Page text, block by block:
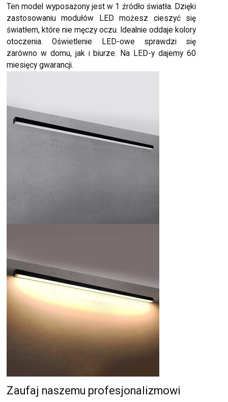
Ten model wyposażony jest w 1 źródło światła. Dzięki
zastosowaniu modułów LED możesz cieszyć się
światłem, które nie męczy oczu. Idealnie oddaje kolory
otoczenia. Oświetlenie LED-owe sprawdzi się
zarówno w domu, jak i biurze. Na LED-y dajemy 60
miesięcy gwarancji.
Zaufaj naszemu profesjonalizmowi